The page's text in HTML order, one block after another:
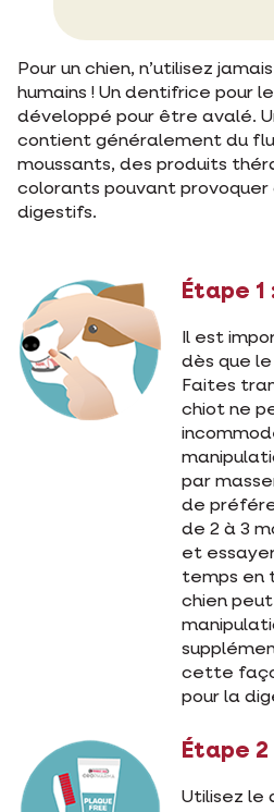
Pour un chien, n’utilisez
humains ! Un dentifrice pour
développé pour être avalé.
contient généralement du
moussants, des produits
colorants pouvant provoquer
digestifs.
Étape 1
Il est
dès que
Faites
chiot ne
par
de
de 2 à 3
et
temps en
chien peut
cette
pour la
Étape 2
Utilisez le